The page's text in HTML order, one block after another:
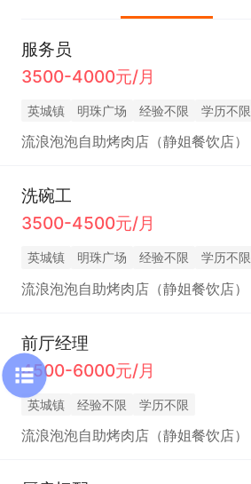
服务员
3500-4000元/月
英城镇 明珠广场 经验不限 学历不限
流浪泡泡自助烤肉店（静姐餐饮店）
洗碗工
3500-4500元/月
英城镇 明珠广场 经验不限 学历不限
流浪泡泡自助烤肉店（静姐餐饮店）
前厅经理
4500-6000元/月
英城镇 经验不限 学历不限
流浪泡泡自助烤肉店（静姐餐饮店）